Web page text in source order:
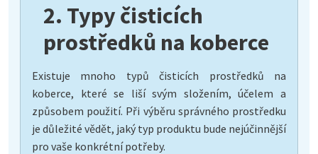
2. Typy čisticích
prostředků na koberce
Existuje mnoho typů čisticích prostředků na
koberce, které se liší svým složením, účelem a
způsobem použití. Při výběru správného prostředku
je důležité vědět, jaký typ produktu bude nejúčinnější
pro vaše konkrétní potřeby.